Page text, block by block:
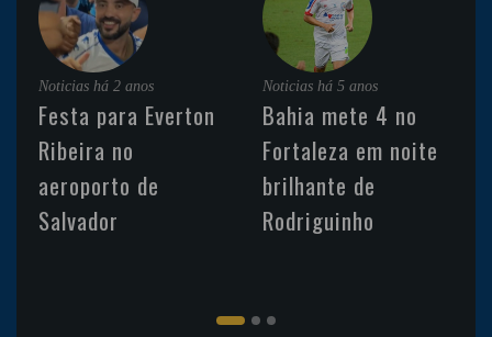
Noticias há 2 anos
Festa para Everton
Ribeira no
aeroporto de
Salvador
Noticias há 5 anos
Bahia mete 4 no
Fortaleza em noite
brilhante de
Rodriguinho